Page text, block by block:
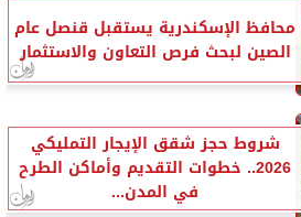
محافظ الإسكندرية يستقبل قنصل عام
الصين لبحث فرص التعاون والاستثمار
شروط حجز شقق الإيجار التمليكي
2026.. خطوات التقديم وأماكن الطرح
في المدن...